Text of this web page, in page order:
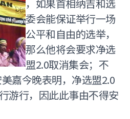
，如果首相纳吉和选
委会能保证举行一场
公平和自由的选举，
那么他将会要求净选
盟2.0取消集会；不
嘉今晚表明，净选盟2.0
游行，因此此事由不得安